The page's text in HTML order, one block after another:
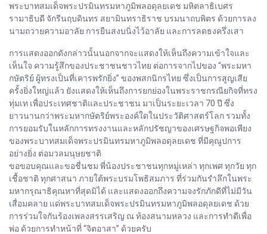
พระบาทสมเด็จพระปรมินทรมหาภูมิพลอดุลยเดช มหิตลาธิเบศร
รามาธิบดี จักรีนฤบดินทร สยามินทราธิราช บรมนาถบพิตร ด้วยการลง
นามถวายความอาลัย การยืนสงบนิ่งไว้อาลัย และการลดธงครึ่งเสา
การแสดงออกดังกล่าวนั้นนอกจากจะแสดงให้เห็นถึงความเข้าใจและ
เห็นใจ ความรู้สึกของประชาชนชาวไทย ต่อการจากไปของ “พระมหา
กษัตริย์ ผู้ทรงเป็นที่เคารพรักยิ่ง” ของพสกนิกรไทย ซึ่งเป็นการสูญเสีย
ครั้งยิ่งใหญ่แล้ว ยังแสดงให้เห็นถึงการยกย่องในพระราชกรณียกิจที่ทรง
ทุ่มเท เพื่อประเทศชาติและประชาชน มาเป็นระยะเวลา 70 ปี ซึ่ง
ยาวนานกว่าพระมหากษัตริย์พระองค์ใดในประวัติศาสตร์โลก รวมทั้ง
การยอมรับในหลักการทรงงานและหลักปรัชญาของเศรษฐกิจพอเพียง
ของพระบาทสมเด็จพระปรมินทรมหาภูมิพลอดุลยเดช ที่มีคุณูปการ
อย่างยิ่ง ต่อมวลมนุษยชาติ
ขอขอบคุณและขอชื่นชม พี่น้องประชาชนทุกหมู่เหล่า ทุกเพศ ทุกวัย ทุก
เชื้อชาติ ทุกศาสนา ภายใต้พระบรมโพธิสมภาร ที่ร่วมกันรำลึกในพระ
มหากรุณาธิคุณหาที่สุดมิได้ และแสดงออกถึงความจงรักภักดีที่ไม่มีวัน
เสื่อมคลาย แด่พระบาทสมเด็จพระปรมินทรมหาภูมิพลอดุลยเดช ด้วย
การร่วมใจกันร้องเพลงสรรเสริญ ณ ท้องสนามหลวง และการทำดีเพื่อ
พ่อ ด้วยการทำหน้าที่ “จิตอาสา” ด้วยครับ